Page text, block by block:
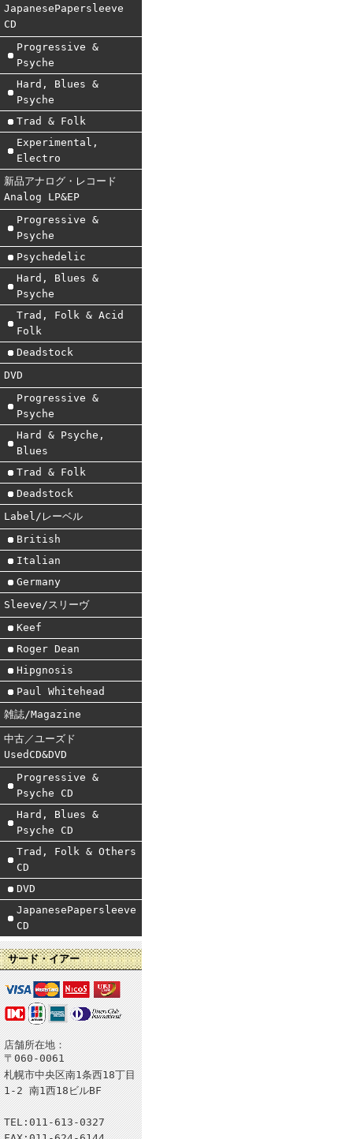
JapanesePapersleeve
CD
Progressive &
Psyche
Hard, Blues &
Psyche
Trad & Folk
Experimental,
Electro
新品アナログ・レコード
Analog LP&EP
Progressive &
Psyche
Psychedelic
Hard, Blues &
Psyche
Trad, Folk & Acid
Folk
Deadstock
DVD
Progressive &
Psyche
Hard & Psyche,
Blues
Trad & Folk
Deadstock
Label/レーベル
British
Italian
Germany
Sleeve/スリーヴ
Keef
Roger Dean
Hipgnosis
Paul Whitehead
雑誌/Magazine
中古／ユーズド
UsedCD&DVD
Progressive &
Psyche CD
Hard, Blues &
Psyche CD
Trad, Folk & Others
CD
DVD
JapanesePapersleeve
CD
サード・イアー
店舗所在地：
〒060-0061
札幌市中央区南1条西18丁目
1-2 南1西18ビルBF
TEL:011-613-0327